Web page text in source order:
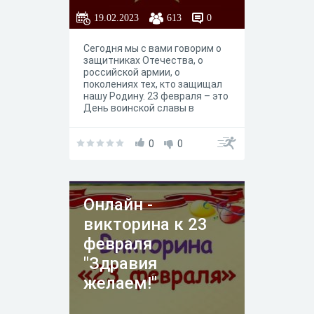
ракет".
19.02.2023 613 0
Сегодня мы с вами говорим о
защитниках Отечества, о
российской армии, о
поколениях тех, кто защищал
нашу Родину. 23 февраля – это
День воинской славы в
поздравляем с этим
Родину сейчас, будут
защищать, и обязательно
вспомним героев, которые
защищали Отечество на
протяжении его многовековой
истории.
0 0
Онлайн -
викторина к 23
февраля
"Здравия
желаем!"